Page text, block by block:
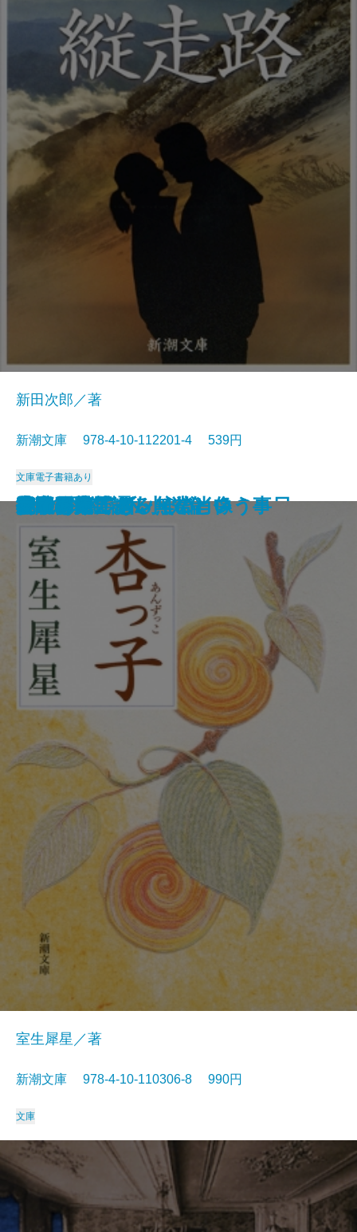
沈める滝
氷壁
総会屋錦城
夜と霧の隅で
虹いくたび
われらの時代
赤い影法師
イワン・デニーソヴィチの一日
リルケ詩集
縦走路
新田次郎／著
新潮文庫 978-4-10-112201-4 539円
文庫電子書籍あり
杏っ子
室生犀星／著
新潮文庫 978-4-10-110306-8 990円
文庫
ドリアン・グレイの肖像
Xへの手紙・私小説論
挽歌
吾輩は猫である
作家の顔
花のれん
小説日本芸譚
モオツァルト・無常という事
女であること